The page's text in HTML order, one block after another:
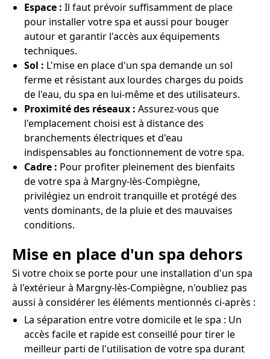
Espace : Il faut prévoir suffisamment de place
pour installer votre spa et aussi pour bouger
autour et garantir l'accès aux équipements
techniques.
Sol : L'mise en place d'un spa demande un sol
ferme et résistant aux lourdes charges du poids
de l'eau, du spa en lui-même et des utilisateurs.
Proximité des réseaux : Assurez-vous que
l'emplacement choisi est à distance des
branchements électriques et d'eau
indispensables au fonctionnement de votre spa.
Cadre : Pour profiter pleinement des bienfaits
de votre spa à Margny-lès-Compiègne,
privilégiez un endroit tranquille et protégé des
vents dominants, de la pluie et des mauvaises
conditions.
Mise en place d'un spa dehors
Si votre choix se porte pour une installation d'un spa
à l'extérieur à Margny-lès-Compiègne, n'oubliez pas
aussi à considérer les éléments mentionnés ci-après :
La séparation entre votre domicile et le spa : Un
accès facile et rapide est conseillé pour tirer le
meilleur parti de l'utilisation de votre spa durant